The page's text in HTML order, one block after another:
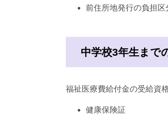
前住所地発行の負担区
中学校3年生まで
福祉医療費給付金の受給資
健康保険証